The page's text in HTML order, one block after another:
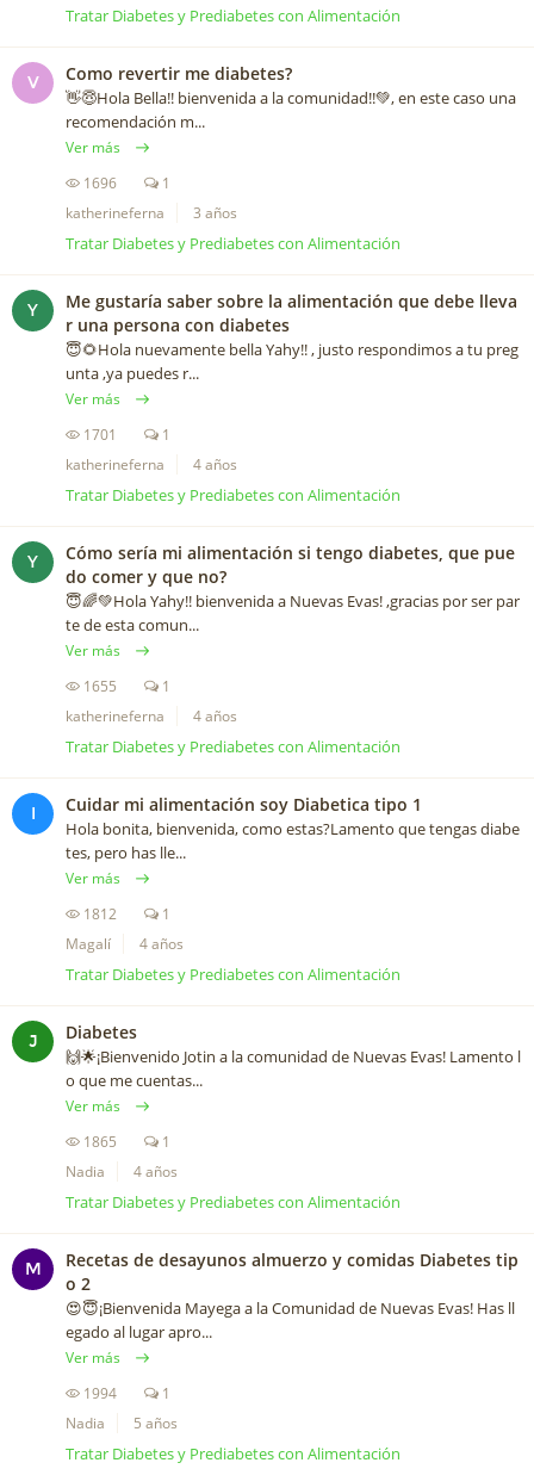
Tratar Diabetes y Prediabetes con Alimentación
V Como revertir me diabetes?
👋😇Hola Bella!! bienvenida a la comunidad!!💚, en este caso una
recomendación m...
Ver más
1696
1
katherineferna
3 años
Tratar Diabetes y Prediabetes con Alimentación
Y
Me gustaría saber sobre la alimentación que debe lleva
r una persona con diabetes
😇🌻Hola nuevamente bella Yahy!! , justo respondimos a tu preg
unta ,ya puedes r...
Ver más
1701
1
katherineferna
4 años
Tratar Diabetes y Prediabetes con Alimentación
Y
Cómo sería mi alimentación si tengo diabetes, que pue
do comer y que no?
😇🌈💚Hola Yahy!! bienvenida a Nuevas Evas! ,gracias por ser par
te de esta comun...
Ver más
1655
1
katherineferna
4 años
Tratar Diabetes y Prediabetes con Alimentación
I Cuidar mi alimentación soy Diabetica tipo 1
Hola bonita, bienvenida, como estas?Lamento que tengas diabe
tes, pero has lle...
Ver más
1812
1
Magalí
4 años
Tratar Diabetes y Prediabetes con Alimentación
J Diabetes
🙌🌟¡Bienvenido Jotin a la comunidad de Nuevas Evas! Lamento l
o que me cuentas...
Ver más
1865
1
Nadia
4 años
Tratar Diabetes y Prediabetes con Alimentación
M
Recetas de desayunos almuerzo y comidas Diabetes tip
o 2
😍😇¡Bienvenida Mayega a la Comunidad de Nuevas Evas! Has ll
egado al lugar apro...
Ver más
1994
1
Nadia
5 años
Tratar Diabetes y Prediabetes con Alimentación